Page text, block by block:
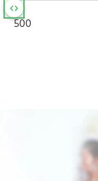
500